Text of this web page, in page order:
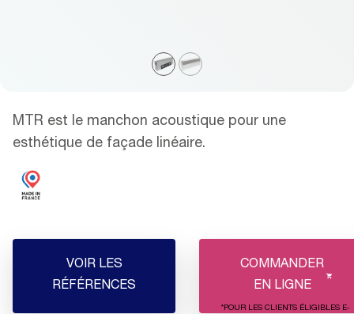
MTR est le manchon acoustique pour une
esthétique de façade linéaire.
VOIR LES
RÉFÉRENCES
COMMANDER
EN LIGNE
*POUR LES CLIENTS ÉLIGIBLES E-